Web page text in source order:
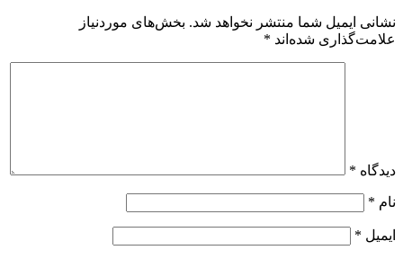
نشانی ایمیل شما منتشر نخواهد شد. بخش‌های موردنیاز
علامت‌گذاری شده‌اند *
دیدگاه *
نام *
ایمیل *